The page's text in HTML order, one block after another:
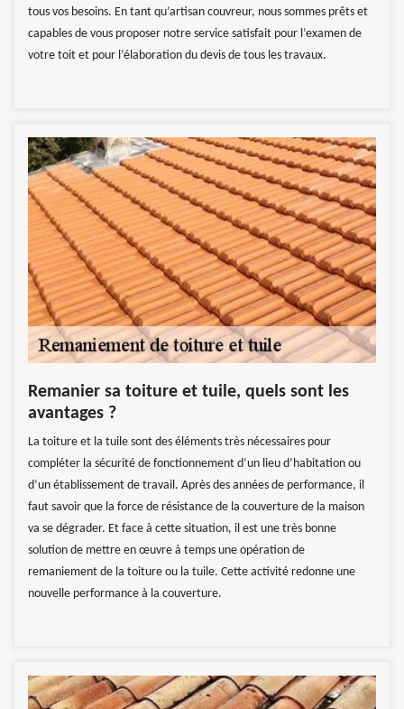
tous vos besoins. En tant qu’artisan couvreur, nous sommes prêts et
capables de vous proposer notre service satisfait pour l’examen de
votre toit et pour l’élaboration du devis de tous les travaux.
Remanier sa toiture et tuile, quels sont les
avantages ?
La toiture et la tuile sont des éléments très nécessaires pour
compléter la sécurité de fonctionnement d’un lieu d’habitation ou
d’un établissement de travail. Après des années de performance, il
faut savoir que la force de résistance de la couverture de la maison
va se dégrader. Et face à cette situation, il est une très bonne
solution de mettre en œuvre à temps une opération de
remaniement de la toiture ou la tuile. Cette activité redonne une
nouvelle performance à la couverture.